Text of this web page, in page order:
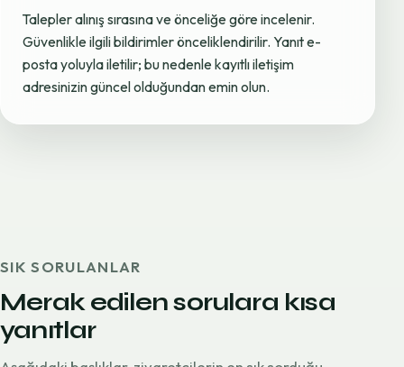
Talepler alınış sırasına ve önceliğe göre incelenir.
Güvenlikle ilgili bildirimler önceliklendirilir. Yanıt e-
posta yoluyla iletilir; bu nedenle kayıtlı iletişim
adresinizin güncel olduğundan emin olun.
SIK SORULANLAR
Merak edilen sorulara kısa
yanıtlar